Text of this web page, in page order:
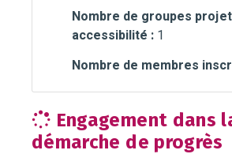
Nombre de groupes projet
accessibilité : 1
Nombre de membres
Engagement dans
démarche de progrès